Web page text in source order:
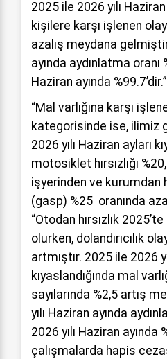
2025 ile 2026 yılı Haziran
kişilere karşı işlenen olay
azalış meydana
ayında aydınlatma oranı
Haziran ayında
“Mal varlığına karşı
kategorisinde ise, ilimiz
2026 yılı Haziran ayları
motosiklet hırsızlığı
işyerinden ve kurumdan
(gasp) %25 oranında
“Otodan hırsızlık
olurken, dolandırıcılık
artmıştır. 2025 ile 2026
kıyaslandığında mal
sayılarında %2,5 artış
yılı Haziran ayında
2026 yılı Haziran ayında
çalışmalarda hapis